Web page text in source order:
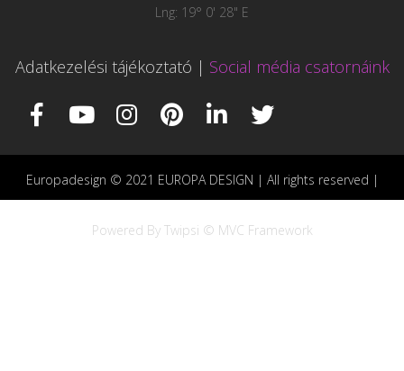
Lng: 19° 0' 28" E
Adatkezelési tájékoztató | Social média csatornáink
Europadesign © 2021 EUROPA DESIGN | All rights reserved |
Powered By Twipsi © MVC Framework